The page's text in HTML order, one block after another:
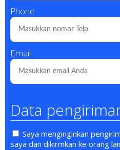
Phone
Email
Data
Saya menginginkan
saya dan dikirmkan ke orang